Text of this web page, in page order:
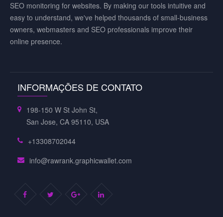
SEO monitoring for websites. By making our tools intuitive and
easy to understand, we've helped thousands of small-business
owners, webmasters and SEO professionals improve their
online presence.
INFORMAÇÕES DE CONTATO
198-150 W St John St,
San Jose, CA 95110, USA
+13308702044
info@rawrank.graphicwallet.com